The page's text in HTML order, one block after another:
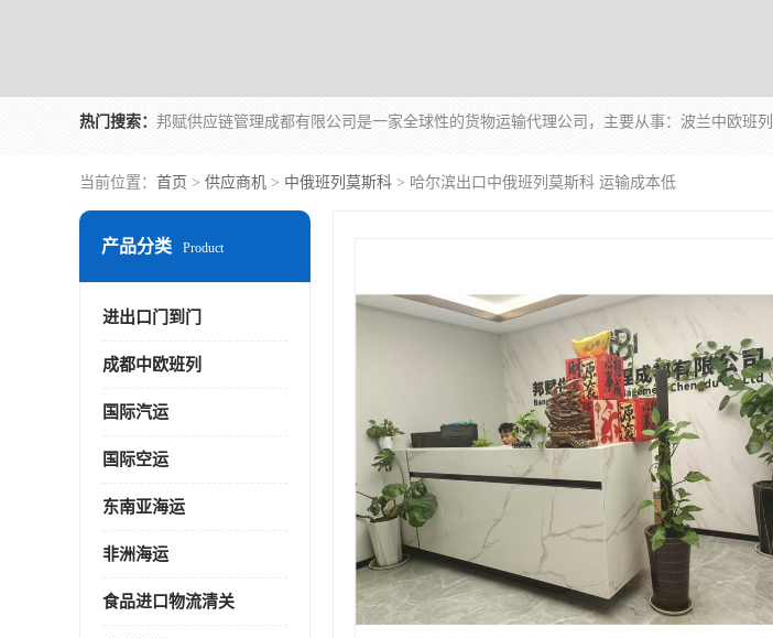
热门搜索：
当前位置： 首页 > 供应商机 > 中俄班列莫斯科 > 哈尔滨出口中俄班列莫斯科 运输成本低
产品分类 Product
进出口门到门
成都中欧班列
国际汽运
国际空运
东南亚海运
非洲海运
食品进口物流清关